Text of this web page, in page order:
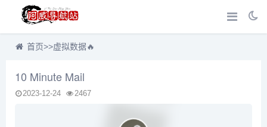
首页>>虚拟数据🔥
10 Minute Mail
2023-12-24 2467